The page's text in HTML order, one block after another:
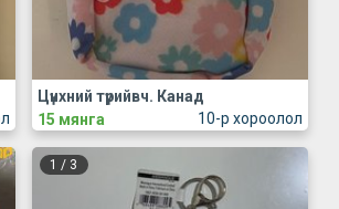
10-р хороолол
Цүнхний түрийвч. Канад
15 мянга
1 / 3